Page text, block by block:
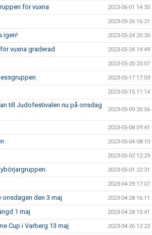
för vuxna 2023-06-01 14:35
2023-05-26 16:21
igen! 2023-05-24 20:30
vuxna graderad 2023-05-24 14:49
2023-05-20 20:07
2023-05-17 17:03
2023-05-15 11:14
till Judofestivalen nu på onsdag
2023-05-09 20:56
2023-05-08 09:41
2023-05-04 08:10
2023-05-02 12:29
2023-05-01 22:31
2023-04-29 17:07
onsdagen den 3 maj 2023-04-28 16:11
1 maj 2023-04-28 10:41
Cup i Varberg 13 maj 2023-04-26 12:23